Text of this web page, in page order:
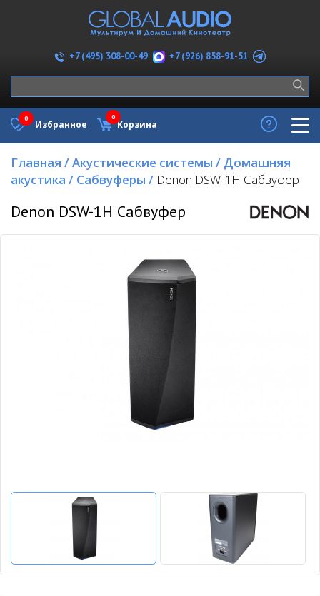
+7 (495) 308-00-49 +7 (926) 858-91-51
Избранное
0
Корзина
0
Главная /Акустические системы / Домашняя
акустика / Сабвуферы / Denon DSW-1H Сабвуфер
Denon DSW-1H Сабвуфер